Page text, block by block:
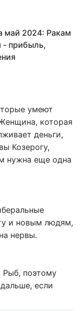
май 2024: Ракам
- прибыль,
умеют
которая
деньги,
Козерогу,
нужна еще одна
и новым людям,
нервы.
Рыб, поэтому
если